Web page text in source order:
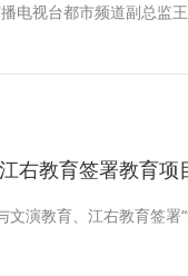
电视台都市频道副总监
右教育签署教育项
演教育、江右教育签署